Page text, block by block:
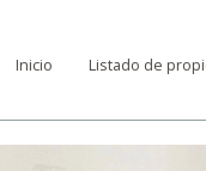
Inicio Listado de